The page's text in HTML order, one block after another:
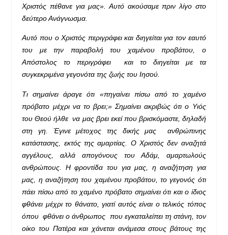
Χριστός πέθανε για μας». Αυτό ακούσαμε πριν λίγο στο
δεύτερο Ανάγνωσμα.
Αυτό που ο Χριστός περιγράφει και διηγείται για τον εαυτό
του με την παραβολή του χαμένου προβάτου, ο
Απόστολος το περιγράφει και το διηγείται με τα
συγκεκριμένα γεγονότα της ζωής του Ιησού.
Τι σημαίνει άραγε ότι «πηγαίνει πίσω από το χαμένο
πρόβατο μέχρι να το βρει;» Σημαίνει ακριβώς ότι ο Υιός
του Θεού ήλθε να μας βρει εκεί που βρισκόμαστε, δηλαδή
στη γη. Έγινε μέτοχος της δικής μας ανθρώπινης
κατάστασης, εκτός της αμαρτίας. Ο Χριστός δεν αναζητά
αγγέλους, αλλά απογόνους του Αδάμ, αμαρτωλούς
ανθρώπους. Η φροντίδα του για μας, η αναζήτηση για
μας, η αναζήτηση του χαμένου προβάτου, το γεγονός ότι
πάει πίσω από το χαμένο πρόβατο σημαίνει ότι και ο ίδιος
φθάνει μέχρι το θάνατο, γιατί αυτός είναι ο τελικός τόπος
όπου φθάνει ο άνθρωπος που εγκαταλείπει τη στάνη, τον
οίκο του Πατέρα και χάνεται ανάμεσα στους βάτους της